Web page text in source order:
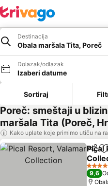
Destinacija
Obala maršala Tita, Poreč
Dolazak/odlazak
Izaberi datume
Sortiraj
Poreč: smeštaji u
maršala Tita (Poreč,
Kako uplate koje primimo utiču na
Deli
Pical
5
9,6